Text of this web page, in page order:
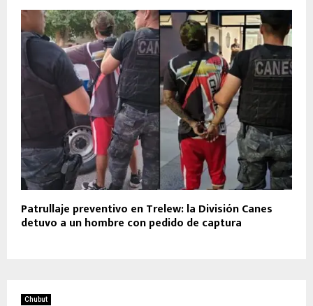
Patrullaje preventivo en Trelew: la División Canes
detuvo a un hombre con pedido de captura
Chubut